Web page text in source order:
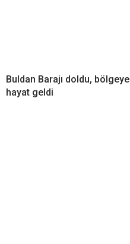
Buldan Barajı doldu, bölgeye
hayat geldi